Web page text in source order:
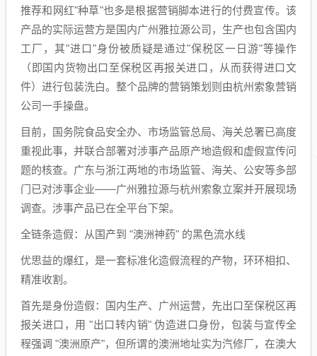
推荐和网红"种草"也多是根据营销脚本进行的付费宣传。该
产品的实际运营方是国内广州雅拉源公司，生产也包含国内
工厂，其"进口"身份被质疑是通过"保税区一日游"等操作
（即国内货物出口至保税区再报关进口，从而获得进口文
件）进行包装洗白。整个品牌的营销策划则由杭州索象营销
公司一手操盘。
目前，国务院食品安全办、市场监管总局、海关总署已高度
重视此事，并联合部署对涉事产品原产地造假和虚假宣传问
题的核查。广东与浙江两地的市场监管、海关、公安等多部
门已对涉事企业——广州雅拉源与杭州索象立案并开展现场
调查。涉事产品已在全平台下架。
全链条造假：从国产到 "澳洲神药" 的黑色流水线
优思益的爆红，是一套标准化造假流程的产物，环环相扣、
精准收割。
首先是身份造假：国内生产、广州运营，先出口至保税区再
报关进口，用 "出口转内销" 伪造进口身份，包装与宣传全
程强调 "澳洲原产"，但所谓的澳洲地址实为汽修厂，在澳大